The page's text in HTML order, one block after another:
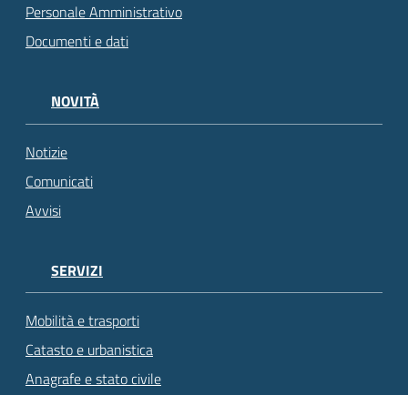
Personale Amministrativo
Documenti e dati
NOVITÀ
Notizie
Comunicati
Avvisi
SERVIZI
Mobilità e trasporti
Catasto e urbanistica
Anagrafe e stato civile